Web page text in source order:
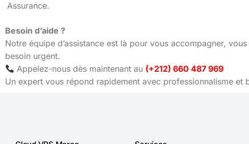
Assurance.
Besoin d’aide ?
Notre équipe d’assistance est là pour vous accompagner,
besoin urgent.
Appelez-nous dès maintenant au (+212) 660 487 969
Un expert vous répond rapidement avec professionnalisme et